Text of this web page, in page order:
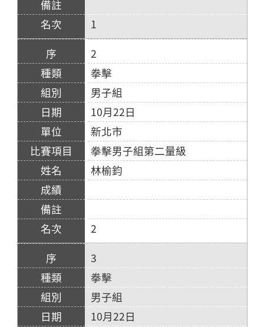
1
2
拳擊
男子組
10月22日
新北市
拳擊男子組第二量級
林榆鈞
2
3
拳擊
男子組
10月22日